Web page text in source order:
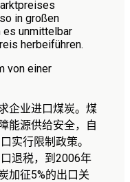
in großen
es unmittelbar
herbeiführen.
von einer
企业进口煤炭。煤
能源供给安全，自
实行限制政策。
退税，到 2006年
加征5%的出口关